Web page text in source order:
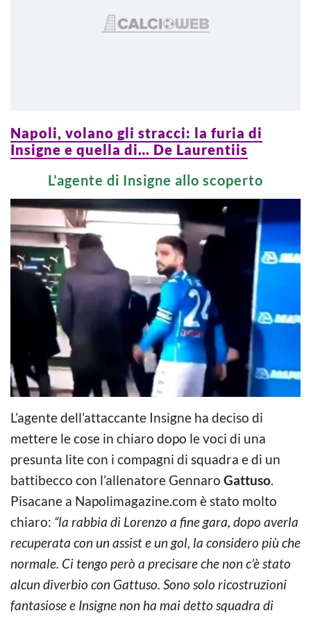
Napoli, volano gli stracci: la furia di
Insigne e quella di… De Laurentiis
L’agente di Insigne allo scoperto
L’agente dell’attaccante Insigne ha deciso di
mettere le cose in chiaro dopo le voci di una
presunta lite con i compagni di squadra e di un
battibecco con l’allenatore Gennaro Gattuso.
Pisacane a Napolimagazine.com è stato molto
chiaro: “la rabbia di Lorenzo a fine gara, dopo averla
recuperata con un assist e un gol, la considero più che
normale. Ci tengo però a precisare che non c’è stato
alcun diverbio con Gattuso. Sono solo ricostruzioni
fantasiose e Insigne non ha mai detto squadra di